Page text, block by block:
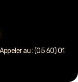
au : (05 60) 01